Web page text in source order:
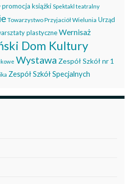
promocja książki Spektakl teatralny
Towarzystwo Przyjaciół Wielunia Urząd
plastyczneWernisaż
Dom Kultury
Wystawa Zespół Szkół nr 1
Zespół Szkół Specjalnych